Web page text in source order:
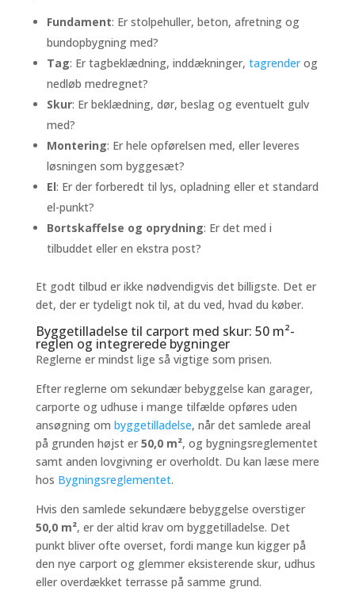
Fundament: Er stolpehuller, beton, afretning og
bundopbygning med?
Tag: Er tagbeklædning, inddækninger, tagrenderog
nedløb medregnet?
Skur: Er beklædning, dør, beslag og eventuelt gulv
med?
Montering: Er hele opførelsen med, eller leveres
løsningen som byggesæt?
El: Er der forberedt til lys, opladning eller et standard
el-punkt?
Bortskaffelse og oprydning: Er det med i
tilbuddet eller en ekstra post?
Et godt tilbud er ikke nødvendigvis det billigste. Det er
det, der er tydeligt nok til, at du ved, hvad du køber.
Byggetilladelse til carport med skur: 50 m²-
reglen og integrerede bygninger
Reglerne er mindst lige så vigtige som prisen.
Efter reglerne om sekundær bebyggelse kan garager,
carporte og udhuse i mange tilfælde opføres uden
ansøgning om byggetilladelse, når det samlede areal
på grunden højst er 50,0 m², og bygningsreglementet
samt anden lovgivning er overholdt. Du kan læse mere
hos Bygningsreglementet.
Hvis den samlede sekundære bebyggelse overstiger
50,0 m², er der altid krav om byggetilladelse. Det
punkt bliver ofte overset, fordi mange kun kigger på
den nye carport og glemmer eksisterende skur, udhus
eller overdækket terrasse på samme grund.